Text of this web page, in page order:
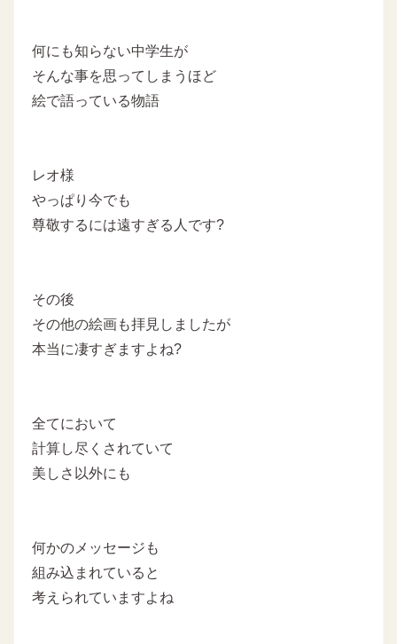
何にも知らない中学生が
そんな事を思ってしまうほど
絵で語っている物語
レオ様
やっぱり今でも
尊敬するには遠すぎる人です?
その後
その他の絵画も拝見しましたが
本当に凄すぎますよね?
全てにおいて
計算し尽くされていて
美しさ以外にも
何かのメッセージも
組み込まれていると
考えられていますよね